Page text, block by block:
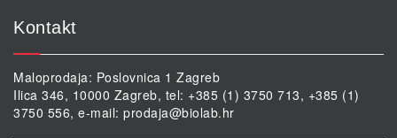
Kontakt
Maloprodaja: Poslovnica 1 Zagreb
Ilica 346, 10000 Zagreb, tel: +385 (1) 3750 713, +385 (1)
3750 556, e-mail: prodaja@biolab.hr